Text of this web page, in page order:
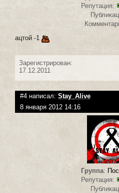
Репутация:
ацтой -1
Зарегистрирован:
17.12.2011
#4 написал: Stay_Alive
8 января 2012 14:16
Группа:
Репутация: